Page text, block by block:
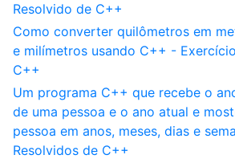
Resolvido de C++
Como converter quilômetros em
e milímetros usando C++ -
C++
Um programa C++ que recebe o
de uma pessoa e o ano atual e
pessoa em anos, meses, dias e
Resolvidos de C++